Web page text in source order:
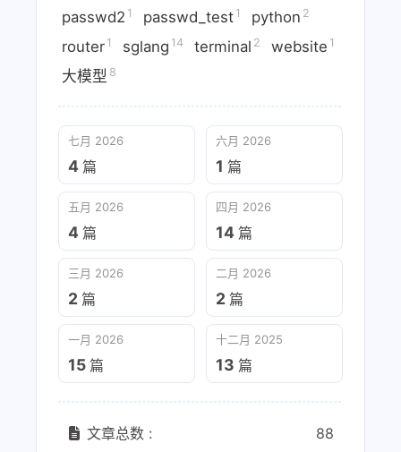
passwd2 1 passwd_test 1 python 2
router 1 sglang 14 terminal 2 website 1
大模型 8
七月 2026
4 篇
六月 2026
1 篇
五月 2026
4 篇
四月 2026
14 篇
三月 2026
2 篇
二月 2026
2 篇
一月 2026
15 篇
十二月 2025
13 篇
文章总数 :
88